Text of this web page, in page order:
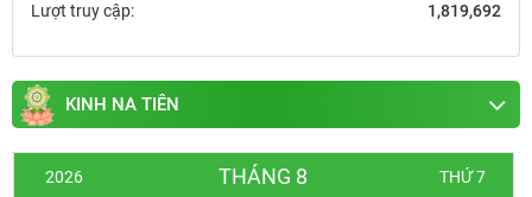
Lượt truy cập:
1,819,692
KINH NA TIÊN
2026 THÁNG 8 THỨ 7